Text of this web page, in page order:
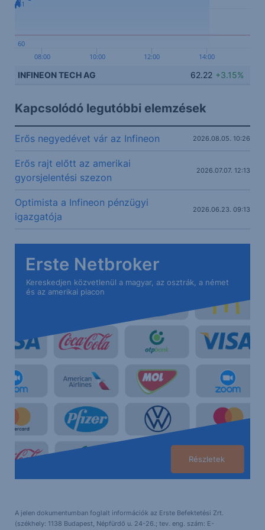
08:00 10:00 12:00 14:00
60
61
INFINEON TECH AG 62.22 +3.15%
Kapcsolódó legutóbbi elemzések
Erős negyedévet vár az Infineon 2026.08.05. 10:26
Erős rajt előtt az amerikai
gyorsjelentési szezon
2026.07.07. 12:13
Optimista a Infineon pénzügyi
igazgatója
2026.06.23. 09:13
Erste Netbroker
Kereskedjen közvetlenül a magyar, az osztrák, a német
és az amerikai piacon
Részletek
A jelen dokumentumban foglalt információk az Erste Befektetési Zrt.
(székhely: 1138 Budapest, Népfürdő u. 24-26.; tev. eng. szám: E-